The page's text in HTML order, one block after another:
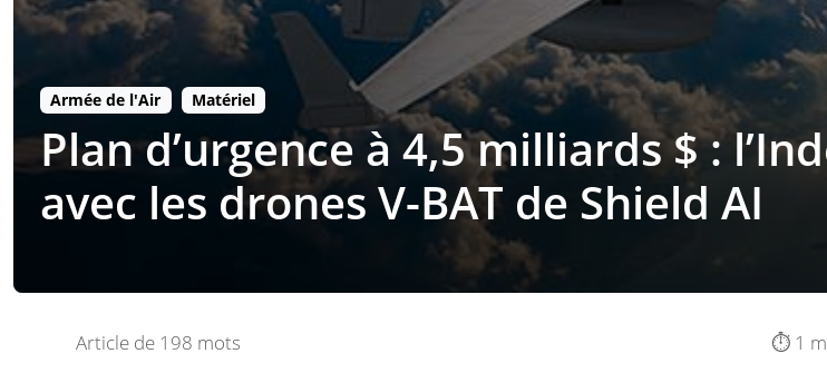
Armée de l'Air Matériel
Plan d’urgence à 4,5 milliards $ :
avec les drones V-BAT de Shield AI
Article de 198 mots ⏱️ 1